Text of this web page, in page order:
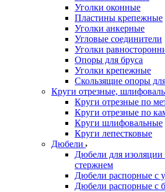
Уголки оконные
Пластины крепежные
Уголки анкерные
Угловые соединители
Уголки
Опоры для бруса
Уголки крепежные
Скользящие опоры
Круги отрезные,
Круги отрезные по
Круги отрезные по
Круги шлифовальные
Круги лепестковые
Дюбели
Дюбели для изоляции
стержнем
Дюбели распорные с
Дюбели распорные c